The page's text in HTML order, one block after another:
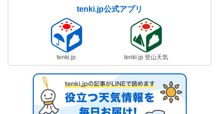
tenki.jp公式アプリ
tenki.jp tenki.jp 登山天気